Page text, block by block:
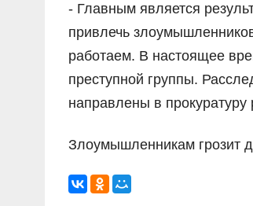
- Главным является
привлечь
работаем. В настоящее
преступной группы.
направлены в
Злоумышленникам грозит